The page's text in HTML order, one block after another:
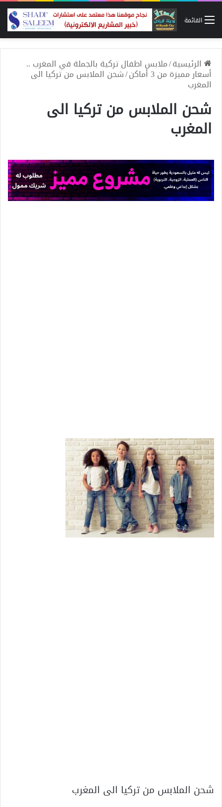
القائمة
الرئيسية/ملابس اطفال تركية بالجملة في المغرب ..
أسعار مميزة من 3 أماكن /شحن الملابس من تركيا الى
المغرب
شحن الملابس من تركيا الى
المغرب
شحن الملابس من تركيا الى المغرب